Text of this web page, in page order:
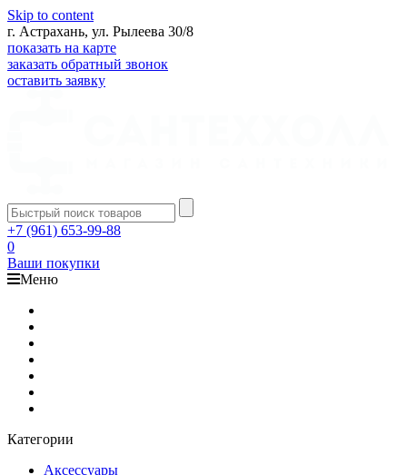
Skip to content
г. Астрахань, ул. Рылеева 30/8
показать на карте
заказать обратный звонок
оставить заявку
+7 (961) 653-99-88
0
Ваши покупки
Меню
Категории
Аксессуары